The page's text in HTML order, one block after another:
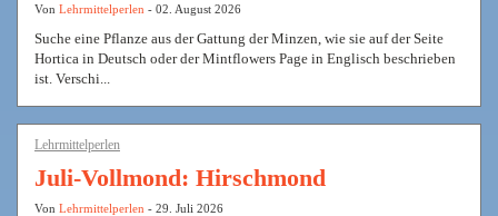
Von Lehrmittelperlen - 02. August 2026
Suche eine Pflanze aus der Gattung der Minzen, wie sie auf der Seite
Hortica in Deutsch oder der Mintflowers Page in Englisch beschrieben
ist. Verschi...
Lehrmittelperlen
Juli-Vollmond: Hirschmond
Von Lehrmittelperlen - 29. Juli 2026